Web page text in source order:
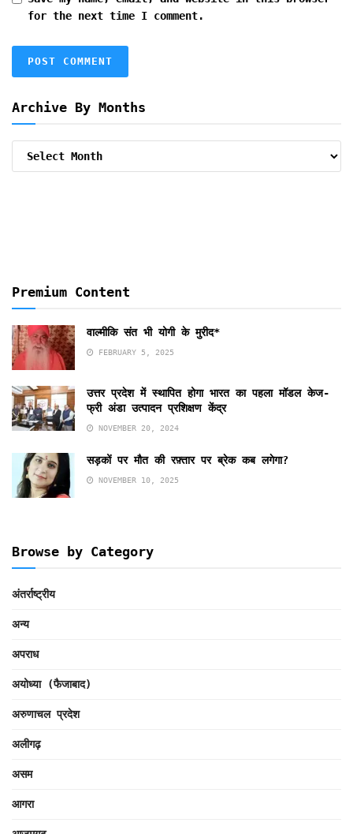
for the next time I comment.
Archive By Months
Premium Content
वाल्मीकि संत भी योगी के मुरीद*
FEBRUARY 5, 2025
उत्तर प्रदेश में स्थापित होगा भारत का पहला मॉडल केज-
फ्री अंडा उत्पादन प्रशिक्षण केंद्र
NOVEMBER 20, 2024
सड़कों पर मौत की रफ़्तार पर ब्रेक कब लगेगा?
NOVEMBER 10, 2025
Browse by Category
अंतर्राष्ट्रीय
अन्य
अपराध
अयोध्या (फैजाबाद)
अरुणाचल प्रदेश
अलीगढ़
असम
आगरा